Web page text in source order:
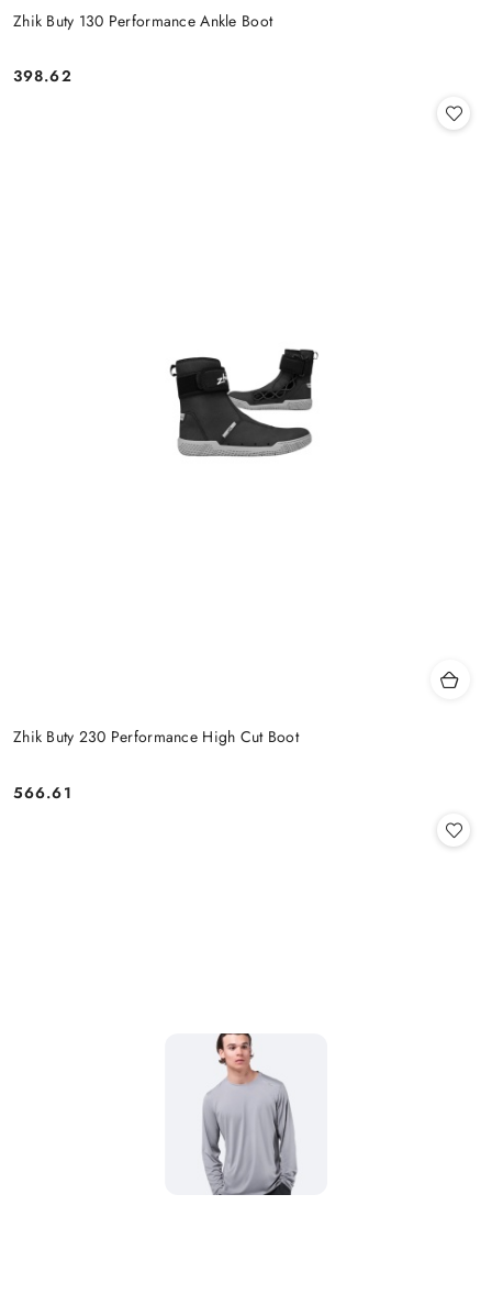
Zhik Buty 130 Performance Ankle Boot
Cena:
398.62
Zhik Buty 230 Performance High Cut Boot
Cena:
566.61